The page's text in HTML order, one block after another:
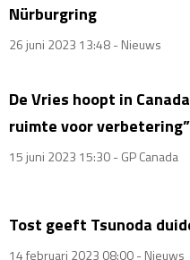
Nürburgring
26 juni 2023 13:48 -Nieuws
De Vries hoopt in
ruimte voor verbetering”
15 juni 2023 15:30 -GP Canada
Tost geeft Tsunoda
14 februari 2023 08:00 -Nieuws